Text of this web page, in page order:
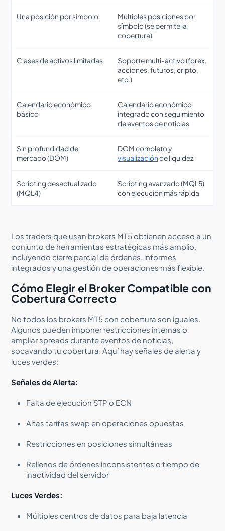
Una posición por símbolo
Múltiples posiciones por
símbolo (se permite la
cobertura)
Clases de activos limitadas
Soporte multi-activo (forex,
acciones, futuros, cripto,
etc.)
Calendario económico
básico
Calendario económico
integrado con seguimiento
de eventos de noticias
Sin profundidad de
mercado (DOM)
DOM completo y
visualizaciónde liquidez
Scripting desactualizado
(MQL4)
Scripting avanzado (MQL5)
con ejecución más rápida
Los traders que usan brokers MT5 obtienen acceso a un
conjunto de herramientas estratégicas más amplio,
incluyendo cierre parcial de órdenes, informes
integrados y una gestión de operaciones más flexible.
Cómo Elegir el Broker Compatible con
Cobertura Correcto
No todos los brokers MT5 con cobertura son iguales.
Algunos pueden imponer restricciones internas o
ampliar spreads durante eventos de noticias,
socavando tu cobertura. Aquí hay señales de alerta y
luces verdes:
Señales de Alerta:
Falta de ejecución STP o ECN
Altas tarifas swap en operaciones opuestas
Restricciones en posiciones simultáneas
Rellenos de órdenes inconsistentes o tiempo de
inactividad del servidor
Luces Verdes:
Múltiples centros de datos para baja latencia